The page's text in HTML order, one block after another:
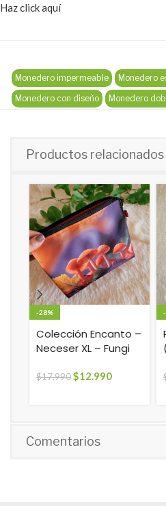
Haz click aquí
Monedero impermeable
Monedero
Monedero con diseño
Monedero
Productos relacionados
-28%
Colección Encanto –
Neceser XL – Fungi
$17.990$12.990
Comentarios